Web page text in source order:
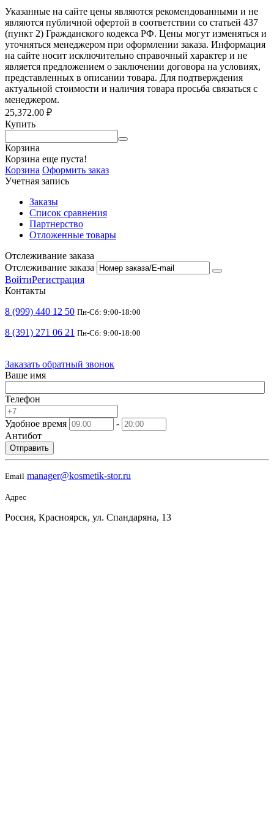
Указанные на сайте цены являются рекомендованными и не
являются публичной офертой в соответствии со статьей 437
(пункт 2) Гражданского кодекса РФ. Цены могут изменяться и
уточняться менеджером при оформлении заказа. Информация
на сайте носит исключительно справочный характер и не
является предложением о заключении договора на условиях,
представленных в описании товара. Для подтверждения
актуальной стоимости и наличия товара просьба связаться с
менеджером.
25,372.00 ₽
Купить
Корзина
Корзина еще пуста!
Корзина Оформить заказ
Учетная запись
Заказы
Список сравнения
Партнерство
Отложенные товары
Отслеживание заказа
Отслеживание заказа
ВойтиРегистрация
Контакты
8 (999) 440 12 50 Пн-Сб: 9:00-18:00
8 (391) 271 06 21 Пн-Сб: 9:00-18:00
Заказать обратный звонок
Ваше имя
Телефон
Удобное время
-
Антибот
Отправить
Email manager@kosmetik-stor.ru
Адрес
Россия, Красноярск, ул. Спандаряна, 13